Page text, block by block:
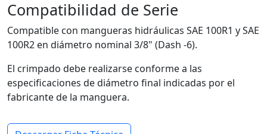
Compatibilidad de Serie
Compatible con mangueras hidráulicas SAE 100R1 y SAE
100R2 en diámetro nominal 3/8" (Dash -6).
El crimpado debe realizarse conforme a las
especificaciones de diámetro final indicadas por el
fabricante de la manguera.